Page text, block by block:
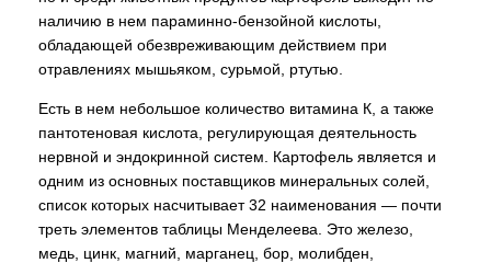
наличию в нем параминно-бензойной кислоты,
обладающей обезвреживающим действием при
отравлениях мышьяком, сурьмой, ртутью.
Есть в нем небольшое количество витамина К, а также
пантотеновая кислота, регулирующая деятельность
нервной и эндокринной систем. Картофель является и
одним из основных поставщиков минеральных солей,
список которых насчитывает 32 наименования — почти
треть элементов таблицы Менделеева. Это железо,
медь, цинк, магний, марганец, бор, молибден,